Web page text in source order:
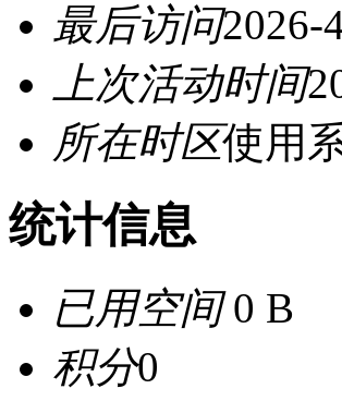
最后访问2026-
上次活动时间
所在时区使用
统计信息
已用空间0 B
积分0